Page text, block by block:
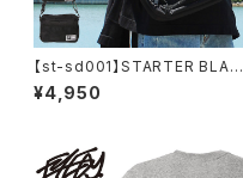
【st-sd001】STARTER BLAC
K LABEL (スターターブラックレ
ーベル) メッシュ ポケット ショル
¥4,950